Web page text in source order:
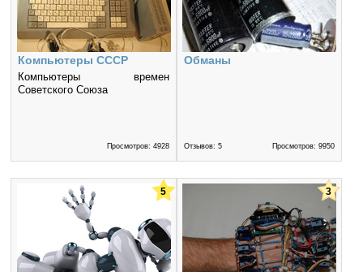
Компьютеры СССР
Компьютеры времен
Советского Союза
Просмотров: 4928
Обманы
Отзывов: 5 Просмотров: 9950
5 3